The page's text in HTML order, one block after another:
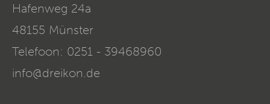
Hafenweg 24a
48155 Münster
Telefoon: 0251 - 39468960
info@dreikon.de